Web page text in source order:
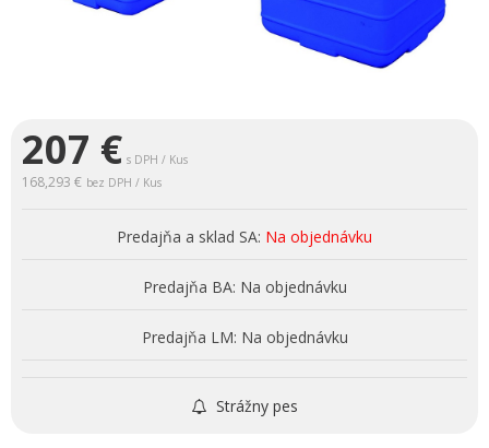
207 € s DPH / Kus
168,293 € bez DPH / Kus
Predajňa a sklad SA: Na objednávku
Predajňa BA: Na objednávku
Predajňa LM: Na objednávku
Strážny pes